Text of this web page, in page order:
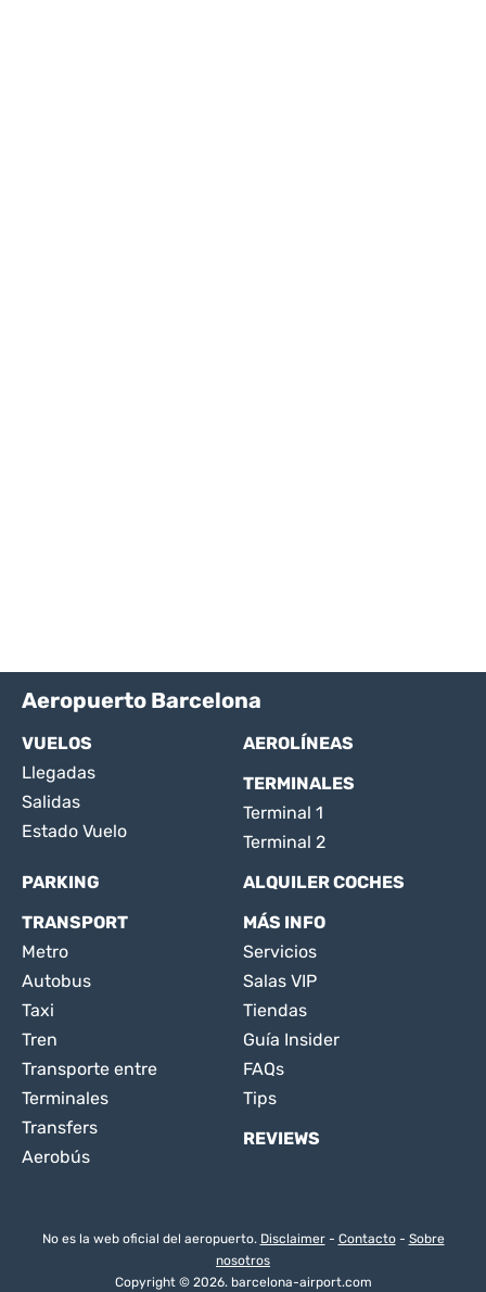
Aeropuerto Barcelona
VUELOS
Llegadas
Salidas
Estado Vuelo
AEROLÍNEAS
TERMINALES
Terminal 1
Terminal 2
PARKING
ALQUILER COCHES
TRANSPORT
Metro
Autobus
Taxi
Tren
Transporte entre
Terminales
Transfers
Aerobús
MÁS INFO
Servicios
Salas VIP
Tiendas
Guía Insider
FAQs
Tips
REVIEWS
No es la web oficial del aeropuerto. Disclaimer- Contacto- Sobre
nosotros
Copyright © 2026. barcelona-airport.com